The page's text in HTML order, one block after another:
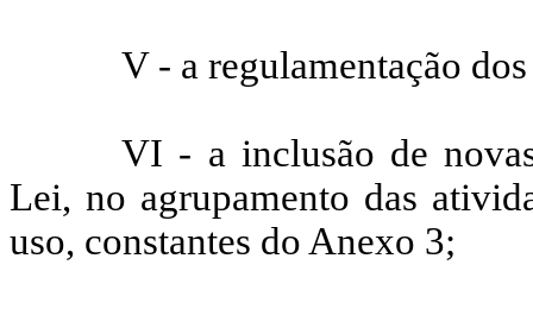
V - a regulamentação
VI - a inclusão de
Lei, no agrupamento das
uso, constantes do Anexo 3;